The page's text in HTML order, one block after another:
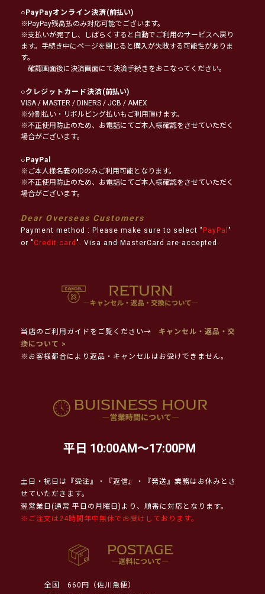
○PayPayオンライン決済(前払い)
※PayPay残高払のみ対応可能でございます。
※支払いが完了し、しばらくすると自動でご利用のサービスへ戻り
ます。手続き中にページを閉じると購入が失敗する可能性がありま
す。
確認画面後に決済画面にて決済手続きをおこなってください。
○クレジットカード決済(前払い)
VISA / MASTER / DINERS / JCB / AMEX
※分割払い・リボルビング払いもご利用頂けます。
※不正使用防止のため、お電話にてご本人様確認をさせていただく
場合がございます。
○PayPal
※ご本人様名義のIDのみご利用可能となります。
※不正使用防止のため、お電話にてご本人様確認をさせていただく
場合がございます。
Dear Overseas Customers
Payment method : Please make sure to select " PayPal "
or " Credit card ". Visa and MasterCard are accepted.
当店のご利用ガイドをご覧ください→
キャンセル・返品・交
換について >
※お客様都合により返品・キャンセルはお受けできません。
平日 10:00AM～17:00PM
土日・祝日は『受注』・『返信』・『発送』業務はお休みとさ
せていただきます。
翌営業日(通常 平日の月曜日)より、順番に対応となります。
※ご注文は24時間年中無休でお受けしております。
全国
660円（佐川急便）